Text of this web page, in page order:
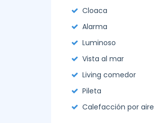
Cloaca
Alarma
Luminoso
Vista al mar
Living comedor
Pileta
Calefacción por aire